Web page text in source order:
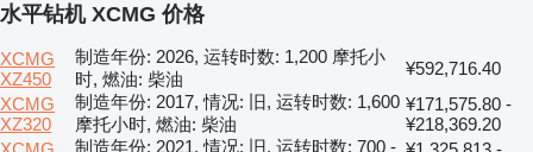
水平钻机 XCMG 价格
XCMG
XZ450
制造年份: 2026, 运转时数: 1,200 摩托小
时, 燃油: 柴油
¥592,716.40
XCMG
XZ320
制造年份: 2017, 情况: 旧, 运转时数: 1,600
摩托小时, 燃油: 柴油
¥171,575.80 -
¥218,369.20
制造年份: 2021, 情况: 旧, 运转时数: 700 -